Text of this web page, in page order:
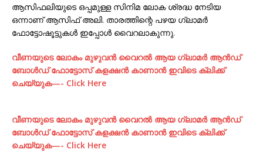
ആസിഫലിയുടെ ഒപ്പമുള്ള സിനിമ ലോക ശ്രദ്ധ നേടിയ
ഒന്നാണ് ആസിഫ് അലി. താരത്തിന്റെ പഴയ ഗ്ലാമർ
ഫോട്ടോഷൂട്ടുകൾ ഇപ്പോൾ വൈറലാകുന്നു.
വീണയുടെ ലോകം മുഴുവന്‍ വൈറല്‍ ആയ ഗ്ലാമര്‍ ആന്‍ഡ്‌
ബോള്‍ഡ് ഫോട്ടോസ് കളക്ഷന്‍ കാണാന്‍ ഇവിടെ ക്ലിക്ക്
ചെയ്യുക—- Click Here
വീണയുടെ ലോകം മുഴുവന്‍ വൈറല്‍ ആയ ഗ്ലാമര്‍ ആന്‍ഡ്‌
ബോള്‍ഡ് ഫോട്ടോസ് കളക്ഷന്‍ കാണാന്‍ ഇവിടെ ക്ലിക്ക്
ചെയ്യുക—- Click Here